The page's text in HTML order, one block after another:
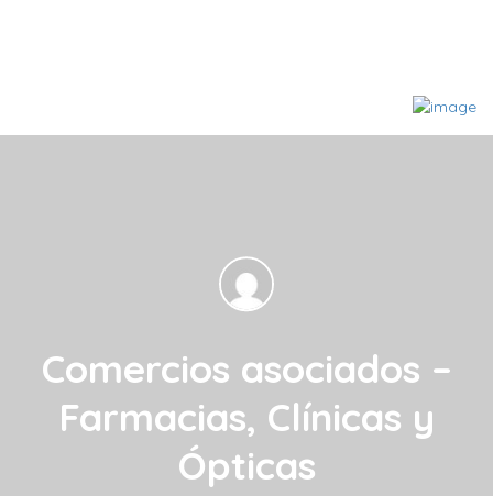
Comercios asociados –
Farmacias, Clínicas y
Ópticas